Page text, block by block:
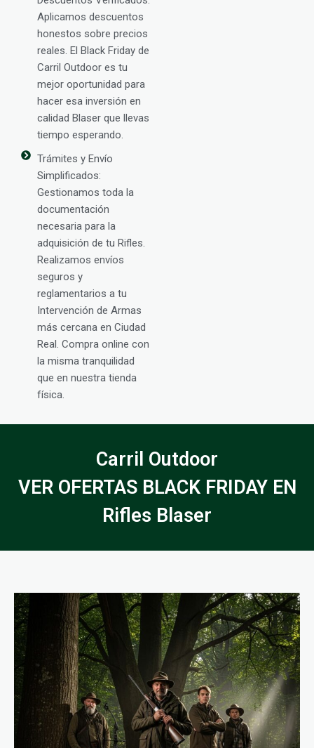
Aplicamos descuentos
honestos sobre precios
reales. El Black Friday de
Carril Outdoor es tu
mejor oportunidad para
hacer esa inversión en
calidad Blaser que llevas
tiempo esperando.
Trámites y Envío
Simplificados:
Gestionamos toda la
documentación
necesaria para la
adquisición de tu Rifles.
Realizamos envíos
seguros y
reglamentarios a tu
Intervención de Armas
más cercana en Ciudad
Real. Compra online con
la misma tranquilidad
que en nuestra tienda
física.
Carril Outdoor
VER OFERTAS BLACK FRIDAY EN
Rifles Blaser